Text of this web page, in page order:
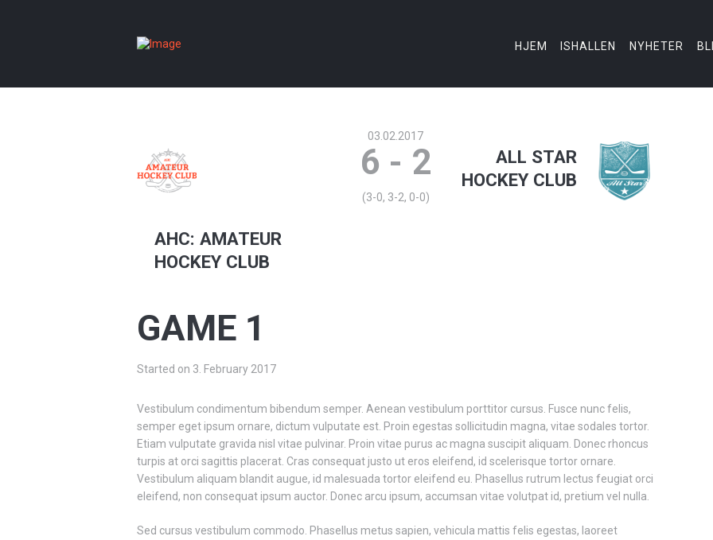
HJEM ISHALLEN NYHETER
Sammen bygger vi ishall i Larvik
BLI MEDLEM
LARVIK BANDY
AHC: AMATEUR
HOCKEY CLUB
03.02.2017
6 - 2
(3-0, 3-2, 0-0)
ALL STAR
HOCKEY CLUB
GAME 1
Started on 3. February 2017
Vestibulum condimentum bibendum semper. Aenean vestibulum porttitor cursus. Fusce nunc felis,
semper eget ipsum ornare, dictum vulputate est. Proin egestas sollicitudin magna, vitae sodales tortor.
Etiam vulputate gravida nisl vitae pulvinar. Proin vitae purus ac magna suscipit aliquam. Donec rhoncus
turpis at orci sagittis placerat. Cras consequat justo ut eros eleifend, id scelerisque tortor ornare.
Vestibulum aliquam blandit augue, id malesuada tortor eleifend eu. Phasellus rutrum lectus feugiat orci
eleifend, non consequat ipsum auctor. Donec arcu ipsum, accumsan vitae volutpat id, pretium vel nulla.
Sed cursus vestibulum commodo. Phasellus metus sapien, vehicula mattis felis egestas, laoreet